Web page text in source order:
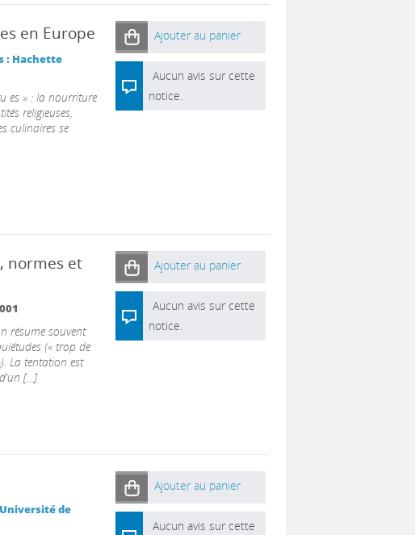
en Europe
: Hachette
es » : la nourriture
religieuses,
culinaires se
Ajouter au panier
Aucun avis sur cette
notice.
normes et
résume souvent
(« trop de
La tentation est
[...]
Ajouter au panier
Aucun avis sur cette
notice.
de
Ajouter au panier
Aucun avis sur cette